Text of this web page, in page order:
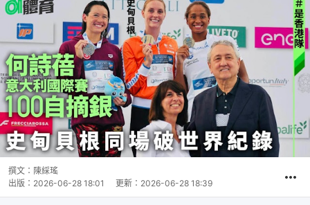
撰文： 陳綵瑤
出版： 2026-06-28 18:01 更新： 2026-06-28 18:39